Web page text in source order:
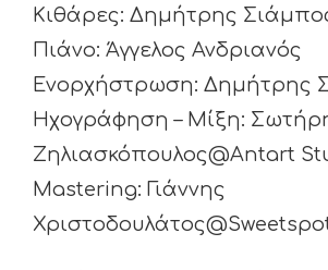
Κιθάρες: Δημήτρης
Πιάνο: Άγγελος Ανδριανός
Ενορχήστρωση: Δημήτρης
Ηχογράφηση – Μίξη:
Ζηλιασκόπουλος@Antart
Mastering: Γιάννης